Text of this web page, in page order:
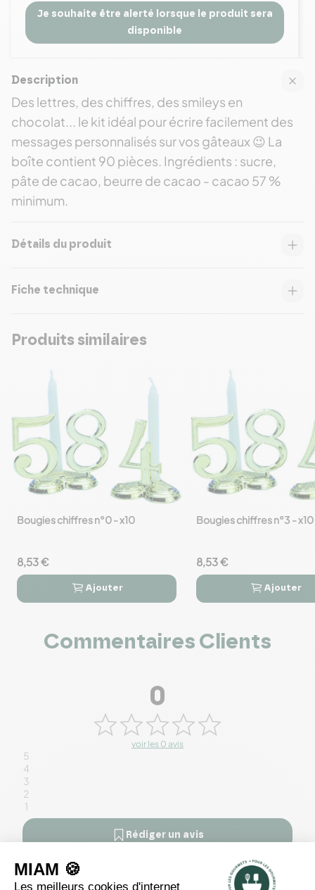
Je souhaite être alerté lorsque le produit sera
disponible
Description
Des lettres, des chiffres, des smileys en
chocolat... le kit idéal pour écrire facilement des
messages personnalisés sur vos gâteaux 😉 La
boîte contient 90 pièces. Ingrédients : sucre,
pâte de cacao, beurre de cacao - cacao 57 %
minimum.
Détails du produit
Fiche technique
Produits similaires
favorite_border
Bougies chiffres n°0 - x10
8,53 €
 
Ajouter
favorite_border
Bougies chiffres n°3 - x10
8,53 €
 
Ajouter
Commentaires Clients
0
voir les 0 avis
5
4
3
2
1
Rédiger un avis